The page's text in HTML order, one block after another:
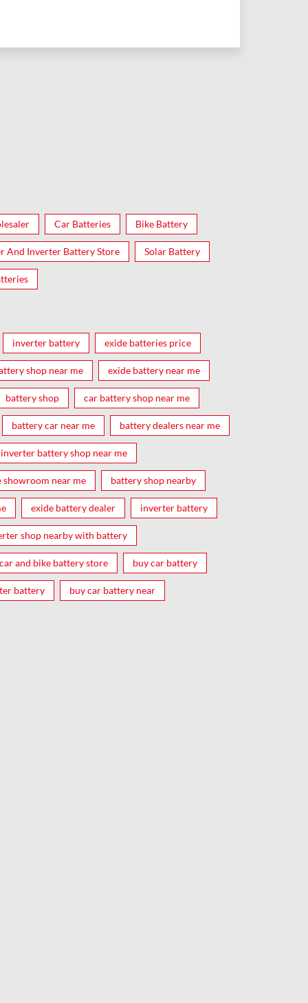
Car Batteries Bike Battery
And Inverter Battery Store Solar Battery
inverter battery exide batteries price
shop near me exide battery near me
battery shop car battery shop near me
battery car near me battery dealers near me
inverter battery shop near me
showroom near me battery shop nearby
exide battery dealer inverter battery
shop nearby with battery
car and bike battery store buy car battery
battery buy car battery near